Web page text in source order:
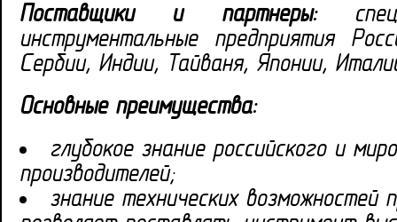
Поставщики и партнеры:
инструментальные предприятия
Сербии, Индии, Тайваня, Японии,
Основные преимущества:
глубокое знание российского и
производителей;
знание технических возможностей